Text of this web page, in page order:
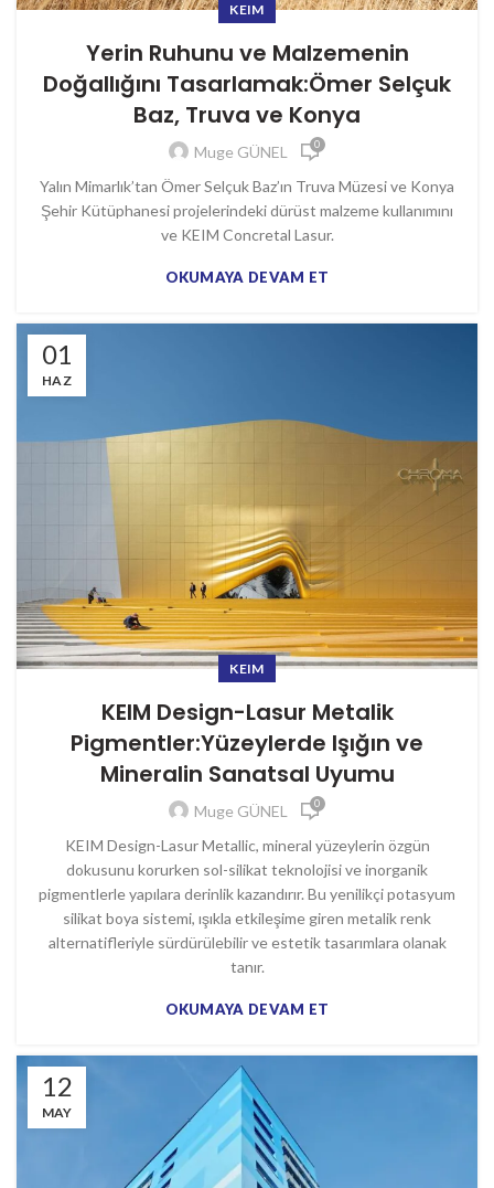
KEIM
Yerin Ruhunu ve Malzemenin
Doğallığını Tasarlamak:Ömer Selçuk
Baz, Truva ve Konya
Muge GÜNEL 0
Yalın Mimarlık’tan Ömer Selçuk Baz’ın Truva Müzesi ve Konya
Şehir Kütüphanesi projelerindeki dürüst malzeme kullanımını
ve KEIM Concretal Lasur.
OKUMAYA DEVAM ET
01
HAZ
KEIM
KEIM Design-Lasur Metalik
Pigmentler:Yüzeylerde Işığın ve
Mineralin Sanatsal Uyumu
Muge GÜNEL 0
KEIM Design-Lasur Metallic, mineral yüzeylerin özgün
dokusunu korurken sol-silikat teknolojisi ve inorganik
pigmentlerle yapılara derinlik kazandırır. Bu yenilikçi potasyum
silikat boya sistemi, ışıkla etkileşime giren metalik renk
alternatifleriyle sürdürülebilir ve estetik tasarımlara olanak
tanır.
OKUMAYA DEVAM ET
12
MAY